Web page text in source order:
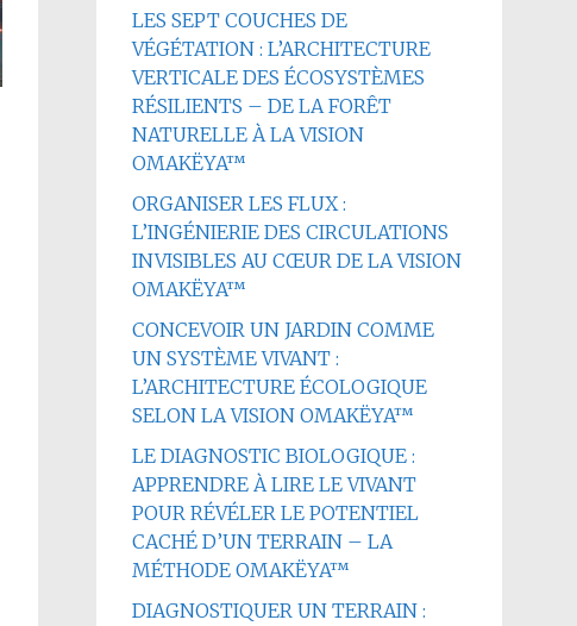
LES SEPT COUCHES DE
VÉGÉTATION : L’ARCHITECTURE
VERTICALE DES ÉCOSYSTÈMES
RÉSILIENTS – DE LA FORÊT
NATURELLE À LA VISION
OMAKËYA™
ORGANISER LES FLUX :
L’INGÉNIERIE DES CIRCULATIONS
INVISIBLES AU CŒUR DE LA VISION
OMAKËYA™
CONCEVOIR UN JARDIN COMME
UN SYSTÈME VIVANT :
L’ARCHITECTURE ÉCOLOGIQUE
SELON LA VISION OMAKËYA™
LE DIAGNOSTIC BIOLOGIQUE :
APPRENDRE À LIRE LE VIVANT
POUR RÉVÉLER LE POTENTIEL
CACHÉ D’UN TERRAIN – LA
MÉTHODE OMAKËYA™
DIAGNOSTIQUER UN TERRAIN :